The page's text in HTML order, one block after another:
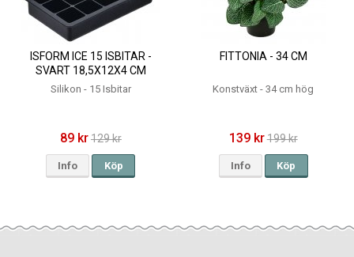
ISFORM ICE 15 ISBITAR -
SVART 18,5X12X4 CM
Silikon - 15 Isbitar
89 kr129 kr
Info Köp
FITTONIA - 34 CM
Konstväxt - 34 cm hög
139 kr199 kr
Info Köp